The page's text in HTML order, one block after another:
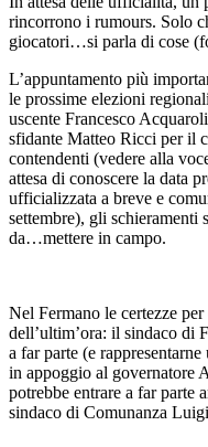
rincorrono i rumours. Solo
giocatori…si parla di cose
L’appuntamento più
le prossime elezioni
uscente Francesco
sfidante Matteo Ricci per il
contendenti (vedere alla
attesa di conoscere la data
ufficializzata a breve e
settembre), gli schieramenti
da…mettere in campo.
Nel Fermano le certezze
dell’ultim’ora: il sindaco di
a far parte (e
in appoggio al governatore
potrebbe entrare a far parte
sindaco di Comunanza